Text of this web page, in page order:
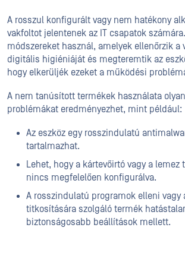
A rosszul konfigurált vagy nem hatékony
vakfoltot jelentenek az IT csapatok számára.
módszereket használ, amelyek ellenőrzik a
digitális higiéniáját és megteremtik az
hogy elkerüljék ezeket a működési
A nem tanúsított termékek használata
problémákat eredményezhet, mint például:
Az eszköz egy rosszindulatú
tartalmazhat.
Lehet, hogy a kártevőirtó vagy a
nincs megfelelően konfigurálva.
A rosszindulatú programok elleni vagy
titkosítására szolgáló termék
biztonságosabb beállítások mellett.